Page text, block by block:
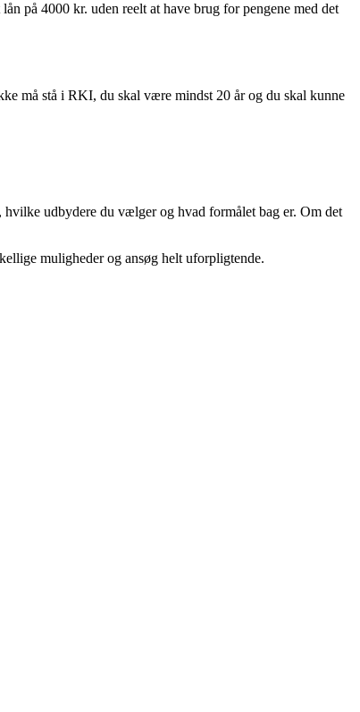
på 4000 kr. uden reelt at have brug for pengene med det
må stå i RKI, du skal være mindst 20 år og du skal kunne
udbydere du vælger og hvad formålet bag er. Om det
muligheder og ansøg helt uforpligtende.